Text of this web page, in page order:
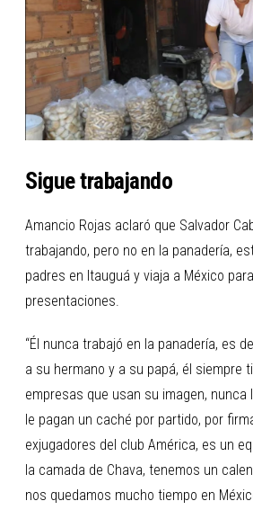
Sigue trabajando
Amancio Rojas aclaró que Salvador
trabajando, pero no en la panadería,
padres en Itauguá y viaja a México
presentaciones.
“Él nunca trabajó en la panadería, es
a su hermano y a su papá, él siempre
empresas que usan su imagen, nunca
le pagan un caché por partido, por
exjugadores del club América, es un
la camada de Chava, tenemos un
nos quedamos mucho tiempo en